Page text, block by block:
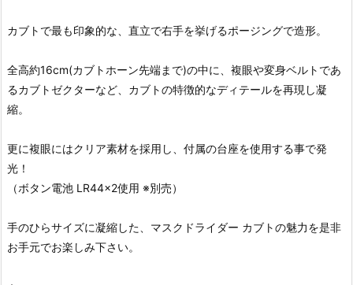
カブトで最も印象的な、直立で右手を挙げるポージングで造形。
全高約16cm(カブトホーン先端まで)の中に、複眼や変身ベルトであ
るカブトゼクターなど、カブトの特徴的なディテールを再現し凝
縮。
更に複眼にはクリア素材を採用し、付属の台座を使用する事で発
光！
（ボタン電池 LR44×2使用 ※別売）
手のひらサイズに凝縮した、マスクドライダー カブトの魅力を是非
お手元でお楽しみ下さい。